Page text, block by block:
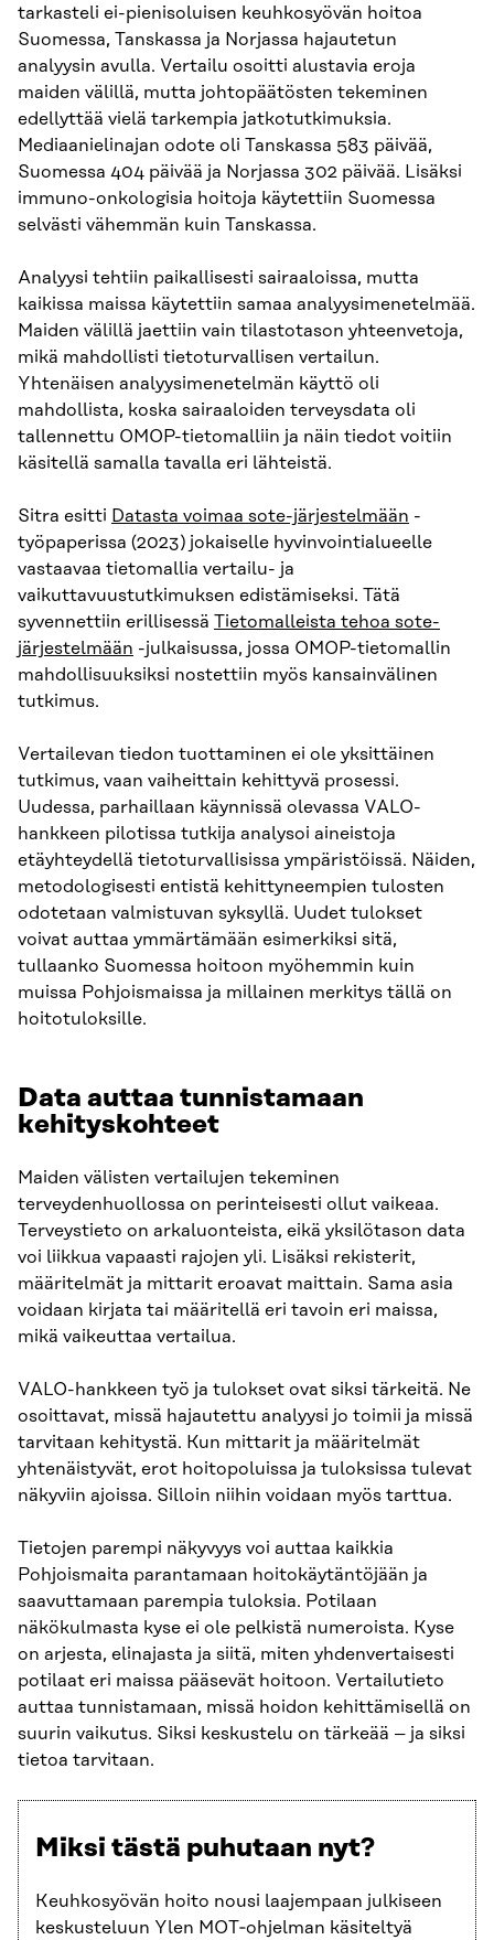
tarkasteli ei-pienisoluisen keuhkosyövän hoitoa
Suomessa, Tanskassa ja Norjassa hajautetun
analyysin avulla. Vertailu osoitti alustavia eroja
maiden välillä, mutta johtopäätösten tekeminen
edellyttää vielä tarkempia jatkotutkimuksia.
Mediaanielinajan odote oli Tanskassa 583 päivää,
Suomessa 404 päivää ja Norjassa 302 päivää. Lisäksi
immuno-onkologisia hoitoja käytettiin Suomessa
selvästi vähemmän kuin Tanskassa.
Analyysi tehtiin paikallisesti sairaaloissa, mutta
kaikissa maissa käytettiin samaa analyysimenetelmää.
Maiden välillä jaettiin vain tilastotason yhteenvetoja,
mikä mahdollisti tietoturvallisen vertailun.
Yhtenäisen analyysimenetelmän käyttö oli
mahdollista, koska sairaaloiden terveysdata oli
tallennettu OMOP-tietomalliin ja näin tiedot voitiin
käsitellä samalla tavalla eri lähteistä.
Sitra esitti Datasta voimaa sote-järjestelmään -
työpaperissa (2023) jokaiselle hyvinvointialueelle
vastaavaa tietomallia vertailu- ja
vaikuttavuustutkimuksen edistämiseksi. Tätä
syvennettiin erillisessä Tietomalleista tehoa sote-
järjestelmään -julkaisussa, jossa OMOP-tietomallin
mahdollisuuksiksi nostettiin myös kansainvälinen
tutkimus.
Vertailevan tiedon tuottaminen ei ole yksittäinen
tutkimus, vaan vaiheittain kehittyvä prosessi.
Uudessa, parhaillaan käynnissä olevassa VALO-
hankkeen pilotissa tutkija analysoi aineistoja
etäyhteydellä tietoturvallisissa ympäristöissä. Näiden,
metodologisesti entistä kehittyneempien tulosten
odotetaan valmistuvan syksyllä. Uudet tulokset
voivat auttaa ymmärtämään esimerkiksi sitä,
tullaanko Suomessa hoitoon myöhemmin kuin
muissa Pohjoismaissa ja millainen merkitys tällä on
hoitotuloksille.
Data auttaa tunnistamaan
kehityskohteet
Maiden välisten vertailujen tekeminen
terveydenhuollossa on perinteisesti ollut vaikeaa.
Terveystieto on arkaluonteista, eikä yksilötason data
voi liikkua vapaasti rajojen yli. Lisäksi rekisterit,
määritelmät ja mittarit eroavat maittain. Sama asia
voidaan kirjata tai määritellä eri tavoin eri maissa,
mikä vaikeuttaa vertailua.
VALO-hankkeen työ ja tulokset ovat siksi tärkeitä. Ne
osoittavat, missä hajautettu analyysi jo toimii ja missä
tarvitaan kehitystä. Kun mittarit ja määritelmät
yhtenäistyvät, erot hoitopoluissa ja tuloksissa tulevat
näkyviin ajoissa. Silloin niihin voidaan myös tarttua.
Tietojen parempi näkyvyys voi auttaa kaikkia
Pohjoismaita parantamaan hoitokäytäntöjään ja
saavuttamaan parempia tuloksia. Potilaan
näkökulmasta kyse ei ole pelkistä numeroista. Kyse
on arjesta, elinajasta ja siitä, miten yhdenvertaisesti
potilaat eri maissa pääsevät hoitoon. Vertailutieto
auttaa tunnistamaan, missä hoidon kehittämisellä on
suurin vaikutus. Siksi keskustelu on tärkeää – ja siksi
tietoa tarvitaan.
Miksi tästä puhutaan nyt?
Keuhkosyövän hoito nousi laajempaan julkiseen
keskusteluun Ylen MOT‑ohjelman käsiteltyä